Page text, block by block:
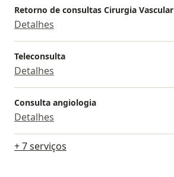
Retorno de consultas Cirurgia Vascular
Detalhes
Teleconsulta
Detalhes
Consulta angiologia
Detalhes
+ 7 serviços